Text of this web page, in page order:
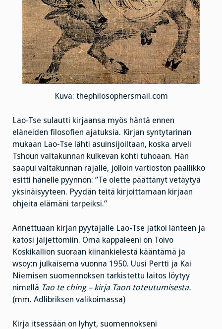
Kuva: thephilosophersmail.com
Lao-Tse sulautti kirjaansa myös häntä ennen
eläneiden filosofien ajatuksia. Kirjan syntytarinan
mukaan Lao-Tse lähti asuinsijoiltaan, koska arveli
Tshoun valtakunnan kulkevan kohti tuhoaan. Hän
saapui valtakunnan rajalle, jolloin vartioston päällikkö
esitti hänelle pyynnön: ”Te olette päättänyt vetäytyä
yksinäisyyteen. Pyydän teitä kirjoittamaan kirjaan
ohjeita elämäni tarpeiksi.”
Annettuaan kirjan pyytäjälle Lao-Tse jatkoi länteen ja
katosi jäljettömiin. Oma kappaleeni on Toivo
Koskikallion suoraan kiinankielestä kääntämä ja
wsoy:n julkaisema vuonna 1950. Uusi Pertti ja Kai
Niemisen suomennoksen tarkistettu laitos löytyy
nimellä Tao te ching – kirja Taon toteutumisesta.
(mm. Adlibriksen valikoimassa)
Kirja itsessään on lyhyt, suomennokseni